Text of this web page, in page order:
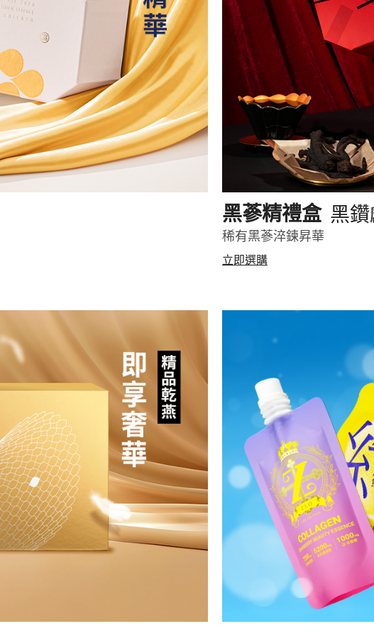
黑蔘精禮盒 黑
稀有黑蔘淬鍊昇華
立即選購